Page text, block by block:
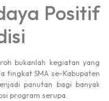
Positif
bukanlah kegiatan yang
tingkat SMA se-Kabupaten
panutan bagi banyak
program serupa.